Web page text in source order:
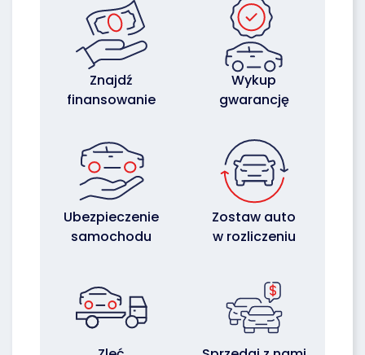
Znajdź
finansowanie
Wykup
gwarancję
Ubezpieczenie
samochodu
Zostaw auto
w rozliczeniu